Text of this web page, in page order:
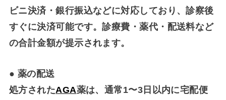
ビニ決済・銀行振込などに対応しており、診察後
すぐに決済可能です。診療費・薬代・配送料など
の合計金額が提示されます。
● 薬の配送
処方されたAGA薬は、通常1〜3日以内に宅配便